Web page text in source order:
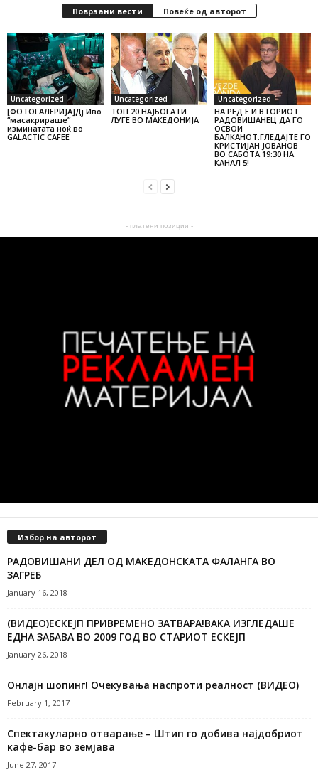
Поврзани вести Повеќе од авторот
Uncategorized
[ФОТОГАЛЕРИЈА]Дј Иво
“масакрираше”
изминатата ноќ во
GALACTIC CAFEE
Uncategorized
ТОП 20 НАЈБОГАТИ
ЛУГЕ ВО МАКЕДОНИЈА
Uncategorized
НА РЕД Е И ВТОРИОТ
РАДОВИШАНЕЦ ДА ГО
ОСВОИ
БАЛКАНОТ.ГЛЕДАЈТЕ ГО
КРИСТИЈАН ЈОВАНОВ
ВО САБОТА 19:30 НА
КАНАЛ 5!
- платени позиции -
Избор на авторот
РАДОВИШАНИ ДЕЛ ОД МАКЕДОНСКАТА ФАЛАНГА ВО
ЗАГРЕБ
January 16, 2018
(ВИДЕО)ЕСКЕЈП ПРИВРЕМЕНО ЗАТВАРА!ВАКА ИЗГЛЕДАШЕ
ЕДНА ЗАБАВА ВО 2009 ГОД ВО СТАРИОТ ЕСКЕЈП
January 26, 2018
Онлајн шопинг! Очекувања наспроти реалност (ВИДЕО)
February 1, 2017
Спектакуларно отварање – Штип го добива најдобриот
кафе-бар во земјава
June 27, 2017